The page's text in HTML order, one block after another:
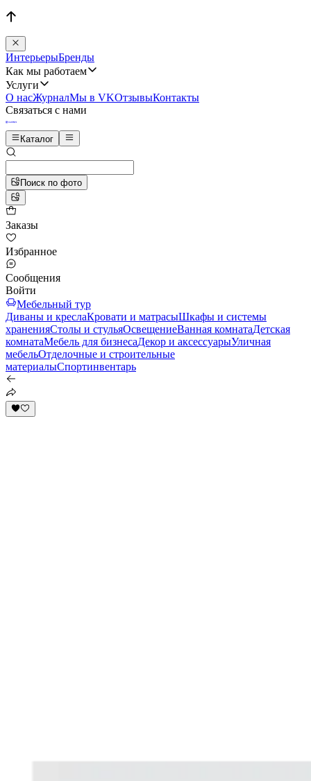
ИнтерьерыБренды
Как мы работаем
Услуги
О насЖурналМы в VKОтзывыКонтакты
Связаться с нами
Каталог
Поиск по фото
Заказы
Избранное
Сообщения
Войти
Мебельный тур
Диваны и креслаКровати и матрасыШкафы и системы
храненияСтолы и стульяОсвещениеВанная комнатаДетская
комнатаМебель для бизнесаДекор и аксессуарыУличная
мебельОтделочные и строительные
материалыСпортинвентарь